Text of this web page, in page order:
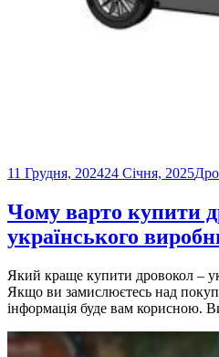
11 Грудня, 202424 Січня, 2025
Чому варто купити
українського
Який краще купити дровокол –
Якщо ви замислюєтесь над
інформація буде вам корисною.